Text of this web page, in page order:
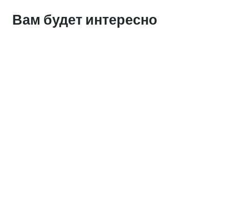
Вам будет интересно